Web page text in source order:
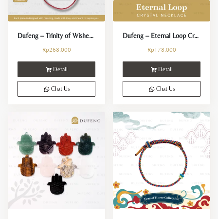
Dufeng – Trinity of Wishes Bracelet
Rp268.000
Detail
Chat Us
Dufeng – Eternal Loop Crystal Necklace
Rp178.000
Detail
Chat Us